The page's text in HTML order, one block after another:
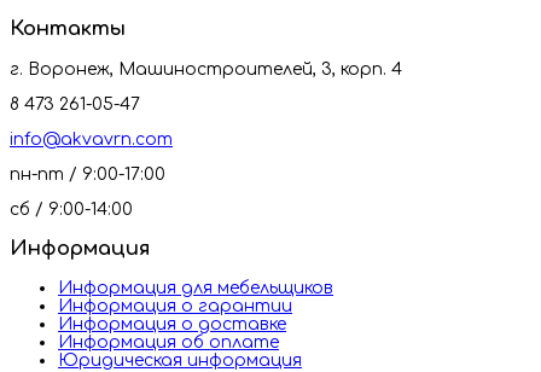
Контакты
г. Воронеж, Машиностроителей, 3, корп. 4
8 473 261-05-47
info@akvavrn.com
пн-пт / 9:00-17:00
сб / 9:00-14:00
Информация
Информация для мебельщиков
Информация о гарантии
Информация о доставке
Информация об оплате
Юридическая информация